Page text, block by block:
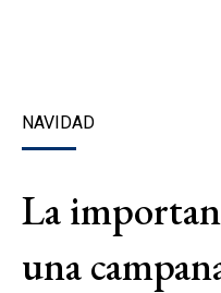
NAVIDAD
La
una